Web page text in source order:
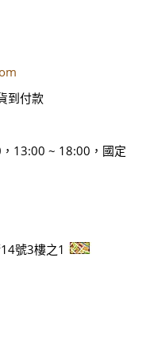
到付款
13:00 ~ 18:00，國定
號3樓之1